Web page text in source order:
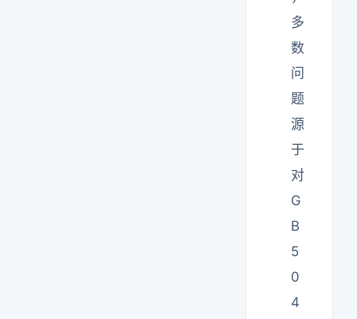
多
数
问
题
源
于
对
G
B
5
0
4